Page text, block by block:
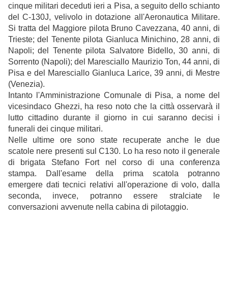
cinque militari deceduti ieri a Pisa, a seguito dello schianto
del C-130J, velivolo in dotazione all'Aeronautica Militare.
Si tratta del Maggiore pilota Bruno Cavezzana, 40 anni, di
Trieste; del Tenente pilota Gianluca Minichino, 28 anni, di
Napoli; del Tenente pilota Salvatore Bidello, 30 anni, di
Sorrento (Napoli); del Maresciallo Maurizio Ton, 44 anni, di
Pisa e del Maresciallo Gianluca Larice, 39 anni, di Mestre
(Venezia).
Intanto l'Amministrazione Comunale di Pisa, a nome del
vicesindaco Ghezzi, ha reso noto che la città osservarà il
lutto cittadino durante il giorno in cui saranno decisi i
funerali dei cinque militari.
Nelle ultime ore sono state recuperate anche le due
scatole nere presenti sul C130. Lo ha reso noto il generale
di brigata Stefano Fort nel corso di una conferenza
stampa. Dall'esame della prima scatola potranno
emergere dati tecnici relativi all'operazione di volo, dalla
seconda, invece, potranno essere stralciate le
conversazioni avvenute nella cabina di pilotaggio.